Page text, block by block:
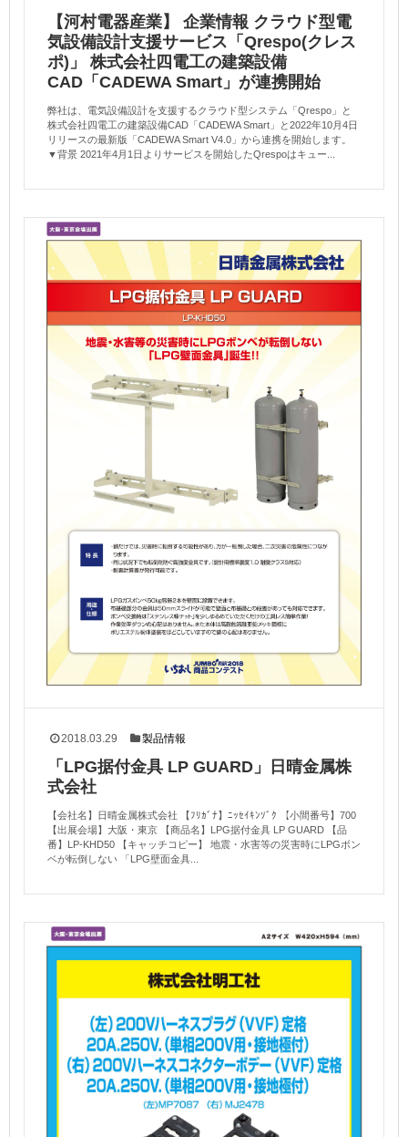
【河村電器産業】 企業情報 クラウド型電
気設備設計支援サービス「Qrespo(クレス
ポ)」 株式会社四電工の建築設備
CAD「CADEWA Smart」が連携開始
弊社は、電気設備設計を支援するクラウド型システム「Qrespo」と
株式会社四電工の建築設備CAD「CADEWA Smart」と2022年10月4日
リリースの最新版「CADEWA Smart V4.0」から連携を開始します。
▼背景 2021年4月1日よりサービスを開始したQrespoはキュー...
2018.03.29 製品情報
「LPG据付金具 LP GUARD」日晴金属株
式会社
【会社名】日晴金属株式会社 【ﾌﾘｶﾞﾅ】ﾆｯｾｲｷﾝｿﾞｸ 【小間番号】700
【出展会場】大阪・東京 【商品名】LPG据付金具 LP GUARD 【品
番】LP-KHD50 【キャッチコピー】 地震・水害等の災害時にLPGボン
ベが転倒しない 「LPG壁面金具...